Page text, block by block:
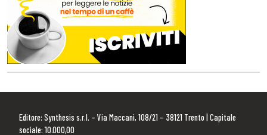
Editore: Synthesis s.r.l. – Via Maccani, 108/21 – 38121 Trento | Capitale
sociale: 10.000,00